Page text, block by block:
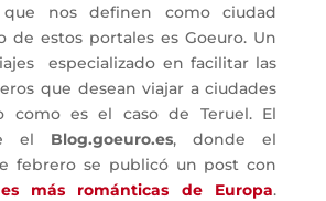
que nos definen como ciudad
de estos portales es Goeuro. Un
especializado en facilitar las
que desean viajar a ciudades
como es el caso de Teruel. El
el Blog.goeuro.es, donde el
febrero se publicó un post con
más románticas de Europa.